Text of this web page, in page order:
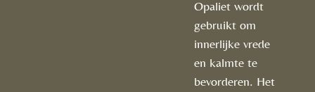
Opaliet wordt
gebruikt om
innerlijke vrede
en kalmte te
bevorderen. Het